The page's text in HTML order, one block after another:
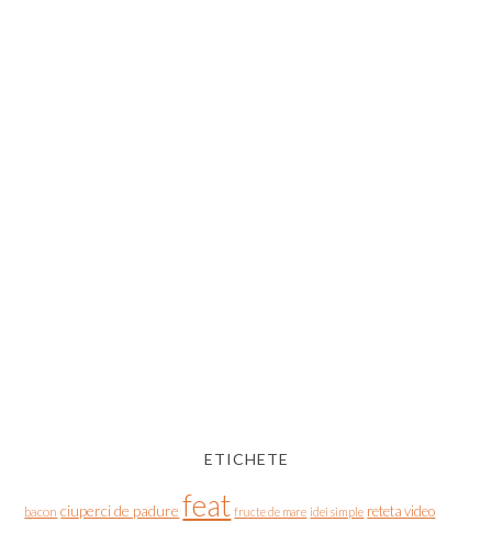
ETICHETE
bacon ciuperci de padure feat fructe de mare idei simple reteta video